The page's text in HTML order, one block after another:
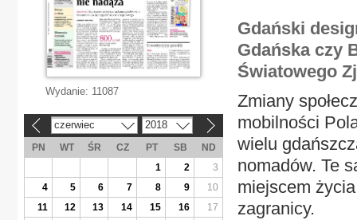
Gdański
Gdańska czy
Światowego
Zmiany
mobilności
wielu
nomadów. Te
miejscem
zagranicy.
Wydanie: 11087
czerwiec 2018
PN WT ŚR CZ PT SB
ND
1
2
3
4
5 6 7 8 9
10
11
12 13 14 15 16
17